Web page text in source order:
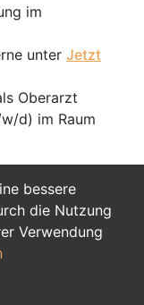
bessere
die Nutzung
Verwendung
im
unter Jetzt
Oberarzt
d) im Raum